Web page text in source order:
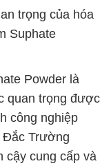
trọng của hóa
Suphate
Powder là
quan trọng được
công nghiệp
Đắc Trường
cậy cung cấp và